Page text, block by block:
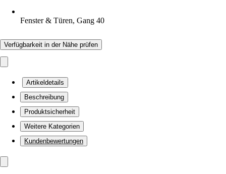
Fenster & Türen, Gang 40
Verfügbarkeit in der Nähe prüfen
Artikeldetails
Beschreibung
Produktsicherheit
Weitere Kategorien
Kundenbewertungen